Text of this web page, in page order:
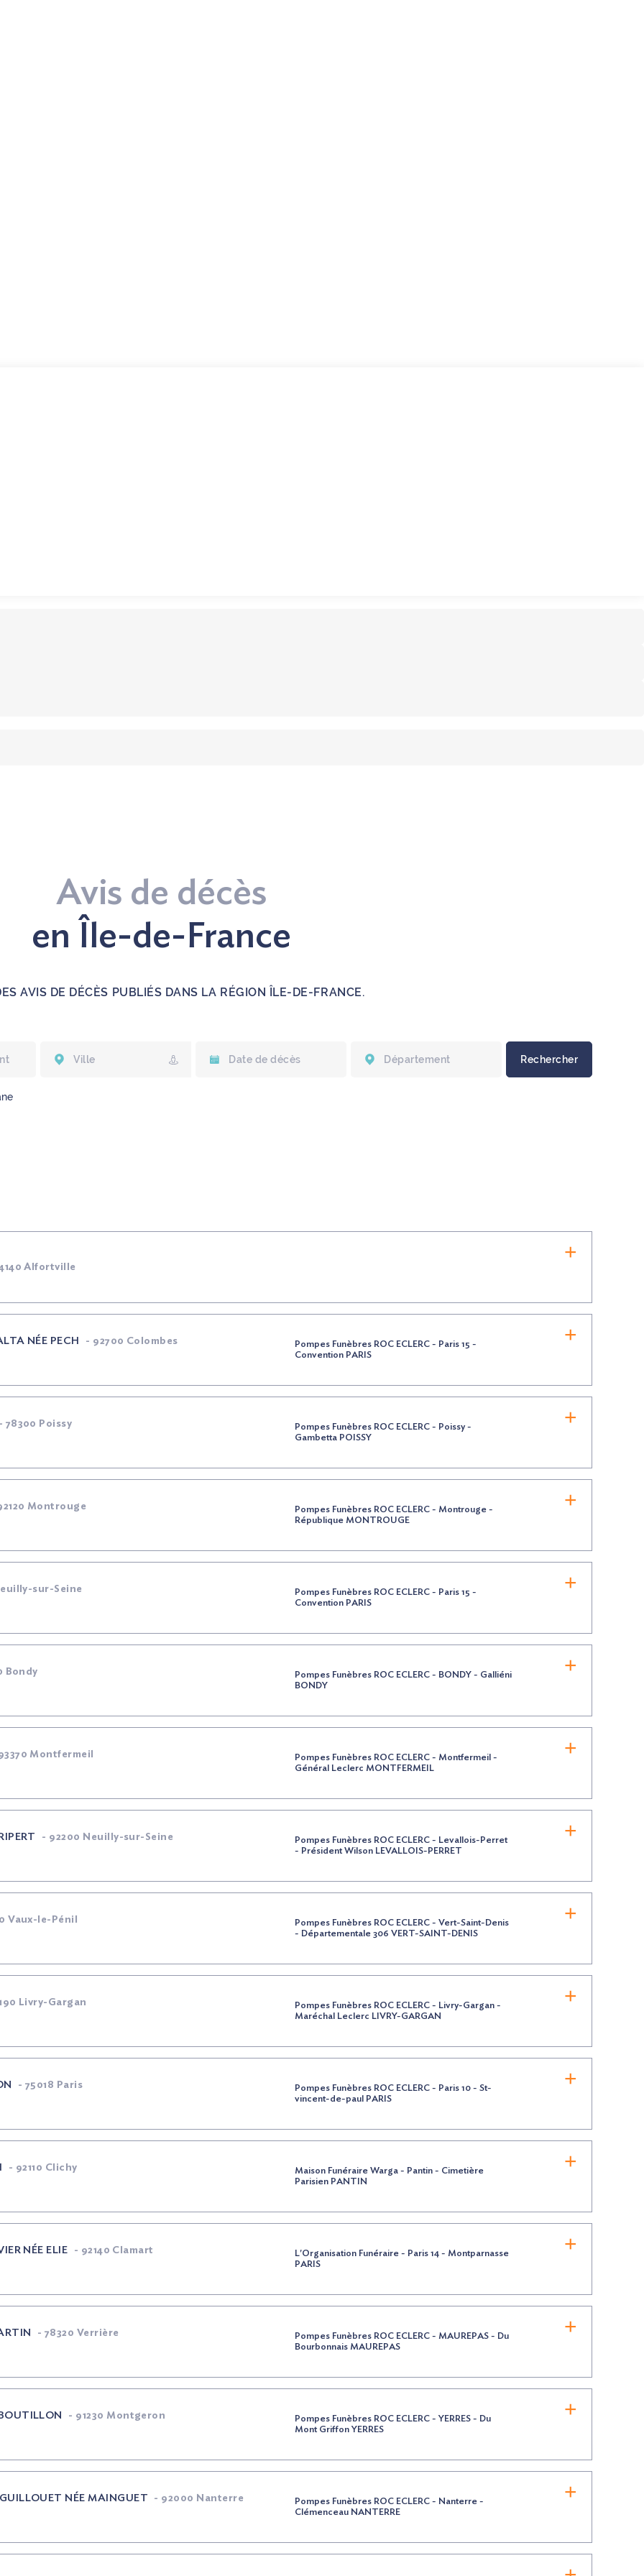
Avis de décès
en Île-de-France
AVIS DE DÉCÈS PUBLIÉS DANS LA RÉGION ÎLE-DE-FRANCE.
Alfortville
NÉE PECH - 92700 Colombes
Pompes Funèbres ROC ECLERC - Paris 15 -
Convention PARIS
- 78300 Poissy
Pompes Funèbres ROC ECLERC - Poissy -
Gambetta POISSY
Montrouge
Pompes Funèbres ROC ECLERC - Montrouge -
République MONTROUGE
sur-Seine
Pompes Funèbres ROC ECLERC - Paris 15 -
Convention PARIS
Bondy
Pompes Funèbres ROC ECLERC - BONDY - Galliéni
BONDY
Montfermeil
Pompes Funèbres ROC ECLERC - Montfermeil -
Général Leclerc MONTFERMEIL
RIPERT - 92200 Neuilly-sur-Seine
Pompes Funèbres ROC ECLERC - Levallois-Perret
- Président Wilson LEVALLOIS-PERRET
Vaux-le-Pénil
Pompes Funèbres ROC ECLERC - Vert-Saint-Denis
- Départementale 306 VERT-SAINT-DENIS
Livry-Gargan
Pompes Funèbres ROC ECLERC - Livry-Gargan -
Maréchal Leclerc LIVRY-GARGAN
- 75018 Paris
Pompes Funèbres ROC ECLERC - Paris 10 - St-
vincent-de-paul PARIS
- 92110 Clichy
Maison Funéraire Warga - Pantin - Cimetière
Parisien PANTIN
NÉE ELIE - 92140 Clamart
L'Organisation Funéraire - Paris 14 - Montparnasse
PARIS
- 78320 Verrière
Pompes Funèbres ROC ECLERC - MAUREPAS - Du
Bourbonnais MAUREPAS
BOUTILLON - 91230 Montgeron
Pompes Funèbres ROC ECLERC - YERRES - Du
Mont Griffon YERRES
NÉE MAINGUET - 92000 Nanterre
Pompes Funèbres ROC ECLERC - Nanterre -
Clémenceau NANTERRE